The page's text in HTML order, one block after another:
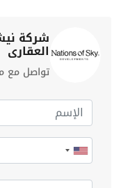
شركة
العقاري
تواصل مع